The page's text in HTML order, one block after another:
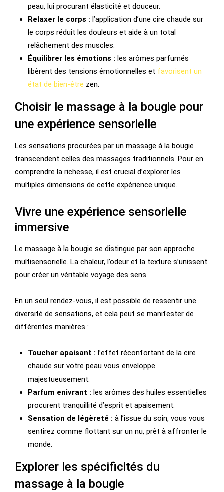
peau, lui procurant élasticité et douceur.
Relaxer le corps : l’application d’une cire chaude sur
le corps réduit les douleurs et aide à un total
relâchement des muscles.
Équilibrer les émotions : les arômes parfumés
libèrent des tensions émotionnelles et favorisent un
état de bien-être zen.
Choisir le massage à la bougie pour
une expérience sensorielle
Les sensations procurées par un massage à la bougie
transcendent celles des massages traditionnels. Pour en
comprendre la richesse, il est crucial d’explorer les
multiples dimensions de cette expérience unique.
Vivre une expérience sensorielle
immersive
Le massage à la bougie se distingue par son approche
multisensorielle. La chaleur, l’odeur et la texture s’unissent
pour créer un véritable voyage des sens.
En un seul rendez-vous, il est possible de ressentir une
diversité de sensations, et cela peut se manifester de
différentes manières :
Toucher apaisant : l’effet réconfortant de la cire
chaude sur votre peau vous enveloppe
majestueusement.
Parfum enivrant : les arômes des huiles essentielles
procurent tranquillité d’esprit et apaisement.
Sensation de légèreté : à l’issue du soin, vous vous
sentirez comme flottant sur un nu, prêt à affronter le
monde.
Explorer les spécificités du
massage à la bougie